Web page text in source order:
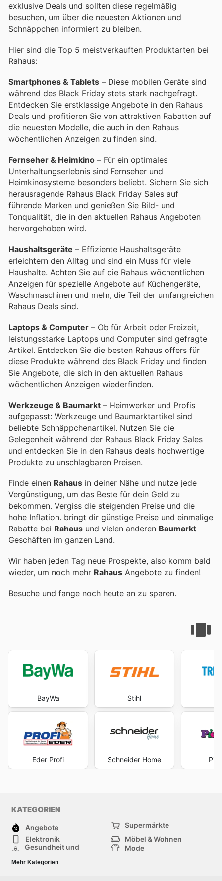
exklusive Deals und sollten diese regelmäßig
besuchen, um über die neuesten Aktionen und
Schnäppchen informiert zu bleiben.
Hier sind die Top 5 meistverkauften Produktarten bei
Rahaus:
Smartphones & Tablets – Diese mobilen Geräte sind
während des Black Friday stets stark nachgefragt.
Entdecken Sie erstklassige Angebote in den Rahaus
Deals und profitieren Sie von attraktiven Rabatten auf
die neuesten Modelle, die auch in den Rahaus
wöchentlichen Anzeigen zu finden sind.
Fernseher & Heimkino – Für ein optimales
Unterhaltungserlebnis sind Fernseher und
Heimkinosysteme besonders beliebt. Sichern Sie sich
herausragende Rahaus Black Friday Sales auf
führende Marken und genießen Sie Bild- und
Tonqualität, die in den aktuellen Rahaus Angeboten
hervorgehoben wird.
Haushaltsgeräte – Effiziente Haushaltsgeräte
erleichtern den Alltag und sind ein Muss für viele
Haushalte. Achten Sie auf die Rahaus wöchentlichen
Anzeigen für spezielle Angebote auf Küchengeräte,
Waschmaschinen und mehr, die Teil der umfangreichen
Rahaus Deals sind.
Laptops & Computer – Ob für Arbeit oder Freizeit,
leistungsstarke Laptops und Computer sind gefragte
Artikel. Entdecken Sie die besten Rahaus offers für
diese Produkte während des Black Friday und finden
Sie Angebote, die sich in den aktuellen Rahaus
wöchentlichen Anzeigen wiederfinden.
Werkzeuge & Baumarkt – Heimwerker und Profis
aufgepasst: Werkzeuge und Baumarktartikel sind
beliebte Schnäppchenartikel. Nutzen Sie die
Gelegenheit während der Rahaus Black Friday Sales
und entdecken Sie in den Rahaus deals hochwertige
Produkte zu unschlagbaren Preisen.
Finde einen Rahaus in deiner Nähe und nutze jede
Vergünstigung, um das Beste für dein Geld zu
bekommen. Vergiss die steigenden Preise und die
hohe Inflation. bringt dir günstige Preise und einmalige
Rabatte bei Rahaus und vielen anderen Baumarkt
Geschäften im ganzen Land.
Wir haben jeden Tag neue Prospekte, also komm bald
wieder, um noch mehr Rahaus Angebote zu finden!
Besuche und fange noch heute an zu sparen.
BayWa
Eder Profi
Stihl
Schneider Home
KATEGORIEN
Angebote
Supermärkte
Elektronik
Möbel & Wohnen
Gesundheit und
Mode
Sportartikel und
Sportbekleidung
Mehr Kategorien